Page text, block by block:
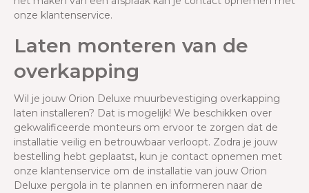
onze klantenservice.
Laten monteren van de
overkapping
Wil je jouw Orion Deluxe muurbevestiging overkapping
laten installeren? Dat is mogelijk! We beschikken over
gekwalificeerde monteurs om ervoor te zorgen dat de
installatie veilig en betrouwbaar verloopt. Zodra je jouw
bestelling hebt geplaatst, kun je contact opnemen met
onze klantenservice om de installatie van jouw Orion
Deluxe pergola in te plannen en informeren naar de